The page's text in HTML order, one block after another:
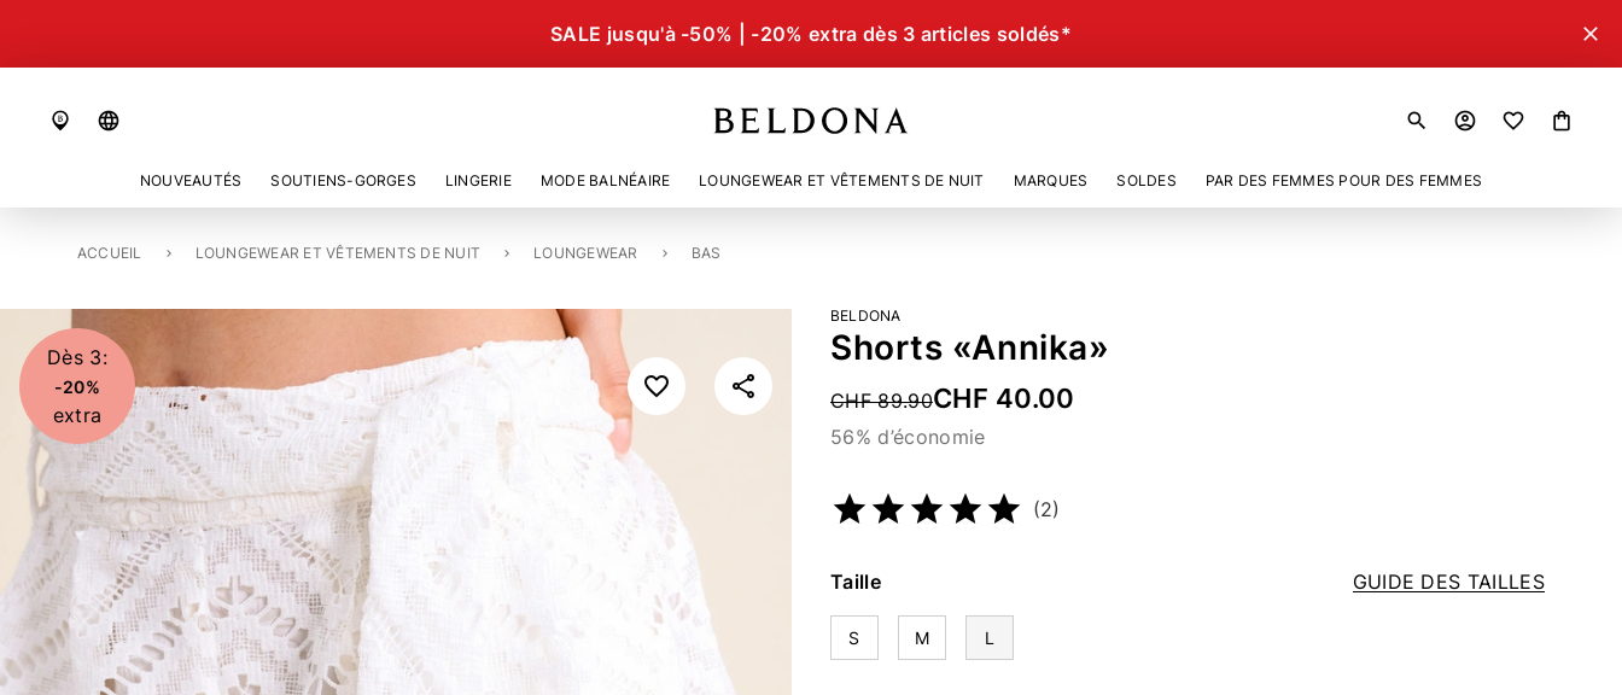
SALE jusqu'à -50% | -20% extra dès 3 articles soldés* close
language search account_circle shopping_bag
NOUVEAUTÉS SOUTIENS-GORGES LINGERIE MODE BALNÉAIRE LOUNGEWEAR ET VÊTEMENTS DE NUIT MARQUES SOLDES PAR DES FEMMES POUR DES FEMMES
ACCUEIL LOUNGEWEAR ET VÊTEMENTS DE NUIT LOUNGEWEAR BAS
SHORTS «ANNIKA»
Dès 3:
-20%
extra
BELDONA
Shorts «Annika»
Price reduced from
CHF 89.90CHF 40.00
56% d’économie
(2)
GUIDE DES TAILLES
Taille
S M L